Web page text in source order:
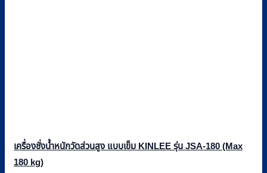
เครื่องชั่งน้ำหนักวัดส่วนสูง แบบเข็ม KINLEE รุ่น JSA-180 (Max
180 kg)